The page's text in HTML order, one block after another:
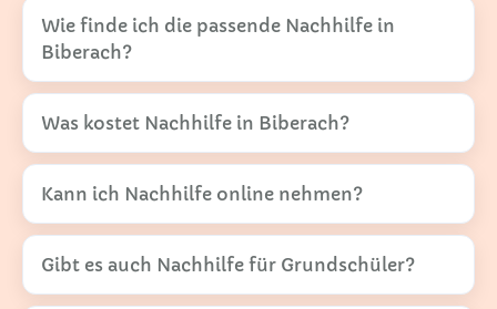
Wie finde ich die passende Nachhilfe in
Biberach?
Was kostet Nachhilfe in Biberach?
Kann ich Nachhilfe online nehmen?
Gibt es auch Nachhilfe für Grundschüler?